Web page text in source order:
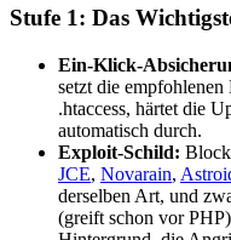
Stufe 1: Das
Ein-Klick-
setzt die
.htaccess, härtet die
automatisch durch.
Exploit-Schild:
JCE, Novarain,
derselben Art, und
(greift schon vor